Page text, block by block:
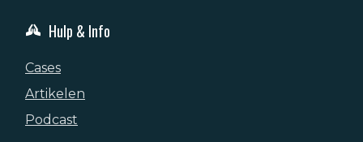
Hulp & Info
Cases
Artikelen
Podcast